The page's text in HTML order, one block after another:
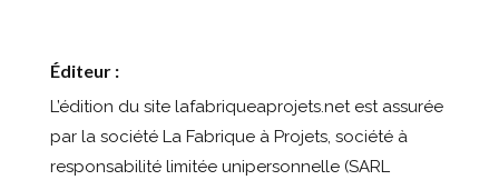
Éditeur :
L’édition du site lafabriqueaprojets.net est assurée
par la société La Fabrique à Projets, société à
responsabilité limitée unipersonnelle (SARL